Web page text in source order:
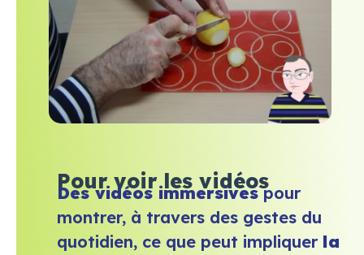
Pour voir les vidéos
Des vidéos immersivespour
montrer, à travers des gestes du
quotidien, ce que peut impliquer la